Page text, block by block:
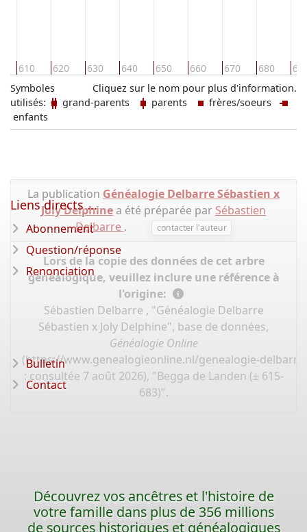
610 620 630 640 650 660 670 680
Cliquez sur le nom pour plus d'information.
Symboles
utilisés:
grand-parents parents
frères/soeurs
enfants
La publication Généalogie Delbarre Sébastien x
Joly Delphine a été préparée par Sébastien
Delbarre . contacter l'auteur
Lors de la copie des données de cet arbre
généalogique, veuillez inclure une référence à
l'origine:
Sébastien Delbarre , "Généalogie Delbarre
Sébastien x Joly Delphine", base de données,
Généalogie Online
(https://www.genealogieonline.nl/genealogie-
: consultée 7 août 2026), "Begga de Landen (± 615-
683)".
Liens directs ...
Abonnement
Question/réponse
Renonciation
Bulletin
Contact
Découvrez vos ancêtres et l'histoire de
votre famille dans plus de 356 millions
de sources historiques et généalogiques